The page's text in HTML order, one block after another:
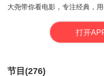
大尧带你看电影，专注经典，用
打开AP
节目(276)